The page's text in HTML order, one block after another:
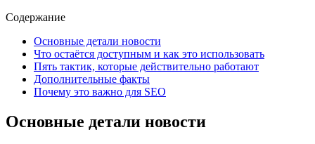
Содержание
Основные детали новости
Что остаётся доступным и как это использовать
Пять тактик, которые действительно работают
Дополнительные факты
Почему это важно для SEO
Основные детали новости